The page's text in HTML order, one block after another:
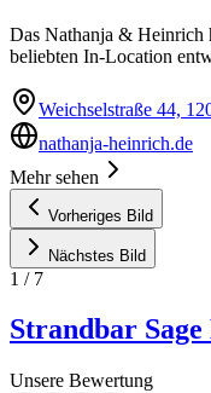
Das Nathanja & Heinrich
beliebten In-Location
Weichselstraße 44,
nathanja-heinrich.de
Mehr sehen
Vorheriges Bild
Nächstes Bild
1 / 7
Strandbar Sage
Unsere Bewertung